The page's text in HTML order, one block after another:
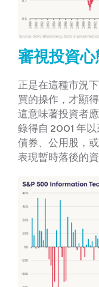
審視投資心
正是在這種市況
買的操作，才顯
這意味著投資者
錄得自 2001 年
債券、公用股，
表現暫時落後的資